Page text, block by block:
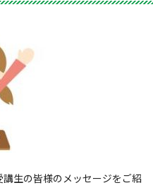
生の皆様のメッセージをご紹